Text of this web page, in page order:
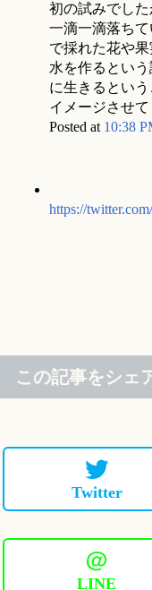
初の試みでし
一滴一滴落ち
で採れた花や
水を作るとい
に生きるとい
イメージさせて
Posted at 10:38
https://
この記事をシェ
Twitter
＠
LINE